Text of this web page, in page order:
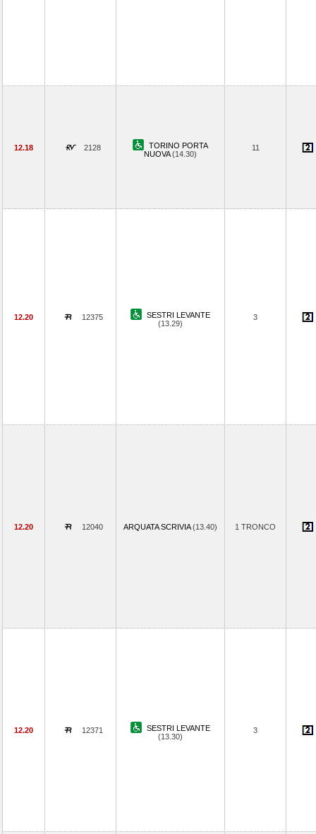
12.18 2128
TORINO PORTA
NUOVA(14.30)
11
12.20 12375
SESTRI LEVANTE
(13.29)
3
12.20 12040 ARQUATA SCRIVIA(13.40) 1 TRONCO
12.20 12371
SESTRI LEVANTE
(13.30)
3